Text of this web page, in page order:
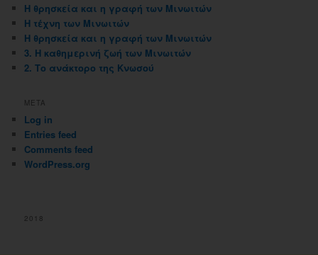
Η θρησκεία και η γραφή των Μινωιτών
Η τέχνη των Μινωιτών
Η θρησκεία και η γραφή των Μινωιτών
3. Η καθημερινή ζωή των Μινωιτών
2. Το ανάκτορο της Κνωσού
META
Log in
Entries feed
Comments feed
WordPress.org
2018